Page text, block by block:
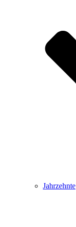
Jahrzehnte